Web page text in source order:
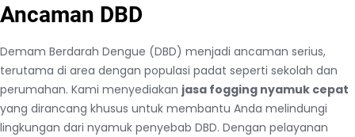
Ancaman DBD
Demam Berdarah Dengue (DBD) menjadi ancaman serius,
terutama di area dengan populasi padat seperti sekolah dan
perumahan. Kami menyediakan jasa fogging nyamuk cepat
yang dirancang khusus untuk membantu Anda melindungi
lingkungan dari nyamuk penyebab DBD. Dengan pelayanan